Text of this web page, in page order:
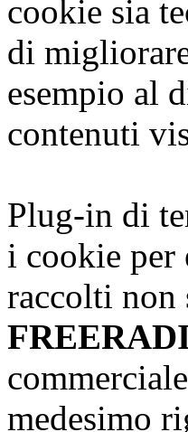
cookie sia
di
esempio al
contenuti
Plug-in di
i cookie per
raccolti non
medesimo